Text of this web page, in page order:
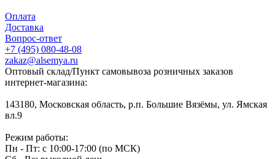
Оплата
Доставка
Вопрос-ответ
+7 (495) 080-48-08
zakaz@alsemya.ru
Оптовый склад/Пункт самовывоза розничных заказов
интернет-магазина:
143180, Московская область, р.п. Большие Вязёмы, ул. Ямская
вл.9
Режим работы:
Пн - Пт: с 10:00-17:00 (по МСК)